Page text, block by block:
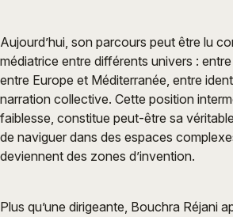
Aujourd’hui, son parcours peut être lu
médiatrice entre différents univers :
entre Europe et Méditerranée, entre
narration collective. Cette position
faiblesse, constitue peut-être sa
de naviguer dans des espaces
deviennent des zones d’invention.
Plus qu’une dirigeante, Bouchra Réjani